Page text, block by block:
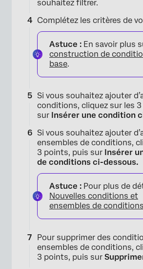
souhaitez filtrer.
Complétez les critères de
Astuce : En savoir plus
construction de
base.
Si vous souhaitez ajouter
conditions, cliquez sur les
sur Insérer une condition
Si vous souhaitez ajouter
ensembles de conditions,
3 points, puis sur Insérer
de conditions ci-dessous.
Astuce : Pour plus de
Nouvelles conditions et
ensembles de conditions
Pour supprimer des
ensembles de conditions,
3 points, puis sur